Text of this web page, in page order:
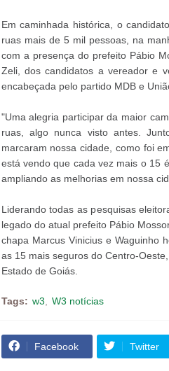
Em caminhada histórica, o
ruas mais de 5 mil pessoas, na
com a presença do prefeito Pábio
Zeli, dos candidatos a vereador e
encabeçada pelo partido MDB e
"Uma alegria participar da maior
ruas, algo nunca visto antes.
marcaram nossa cidade, como foi
está vendo que cada vez mais o 15
ampliando as melhorias em nossa
Liderando todas as pesquisas
legado do atual prefeito Pábio
chapa Marcus Vinicius e Waguinho
as 15 mais seguros do Centro-
Estado de Goiás.
Tags: w3 W3 notícias
Facebook Twitter